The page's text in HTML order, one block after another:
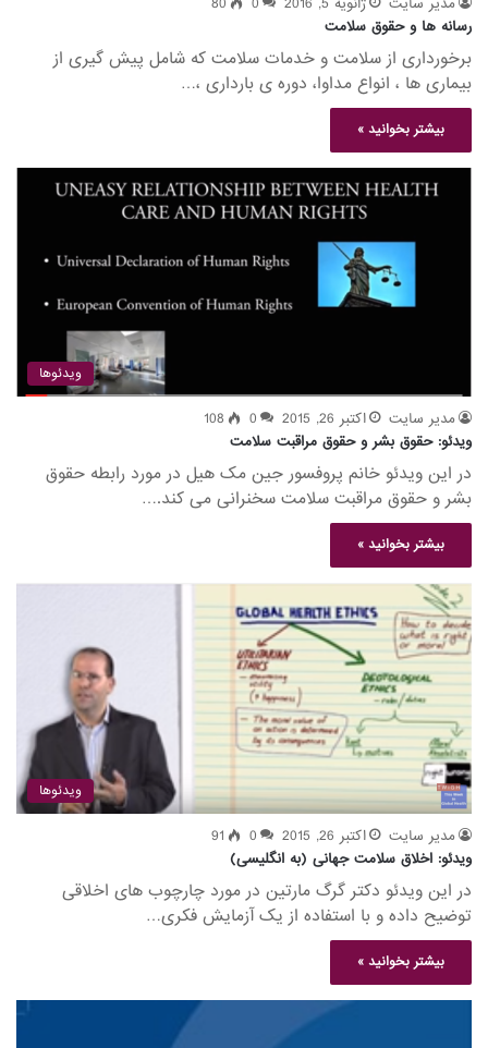
رسانه ها و حقوق سلامت
برخورداری از سلامت و خدمات سلامت که شامل پیش گیری از
بیماری ها ، انواع مداوا، دوره ی بارداری ،…
بیشتر بخوانید »
ویدئوها
مدیر سایت اکتبر 26, 2015 0
108
ویدئو: حقوق بشر و حقوق مراقبت سلامت
در این ویدئو خانم پروفسور جین مک هیل در مورد رابطه حقوق
بشر و حقوق مراقبت سلامت سخنرانی می کند.…
بیشتر بخوانید »
ویدئوها
مدیر سایت اکتبر 26, 2015 0
91
ویدئو: اخلاق سلامت جهانی (به انگلیسی)
در این ویدئو دکتر گرگ مارتین در مورد چارچوب های اخلاقی
توضیح داده و با استفاده از یک آزمایش فکری…
بیشتر بخوانید »